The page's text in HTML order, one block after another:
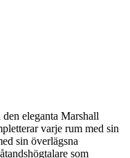
eleganta Marshall
varje rum med sin
sin överlägsna
som